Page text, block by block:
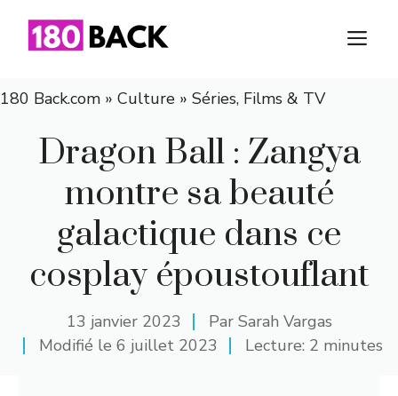
180 Back.com » Culture » Séries, Films & TV
Dragon Ball : Zangya
montre sa beauté
galactique dans ce
cosplay époustouflant
13 janvier 2023 Par Sarah Vargas
Modifié le 6 juillet 2023 Lecture: 2 minutes